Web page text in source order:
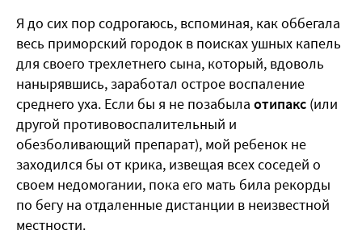
Я до сих пор содрогаюсь, вспоминая, как оббегала
весь приморский городок в поисках ушных капель
для своего трехлетнего сына, который, вдоволь
нанырявшись, заработал острое воспаление
среднего уха. Если бы я не позабыла отипакс (или
другой противовоспалительный и
обезболивающий препарат), мой ребенок не
заходился бы от крика, извещая всех соседей о
своем недомогании, пока его мать била рекорды
по бегу на отдаленные дистанции в неизвестной
местности.